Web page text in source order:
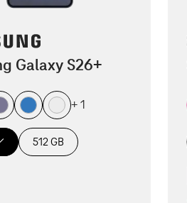
Galaxy S26+
+ 1
512 GB